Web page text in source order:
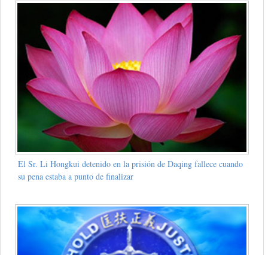
El Sr. Li Hongkui detenido en la prisión de Daqing fallece cuando
su pena estaba a punto de finalizar